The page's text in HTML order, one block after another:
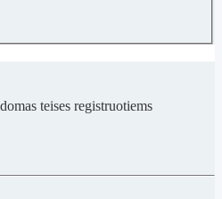
teises registruotiems